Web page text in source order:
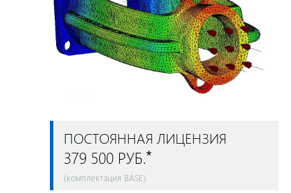
ПОСТОЯННАЯ ЛИЦЕНЗИЯ
379 500 РУБ.*
(комплектация BASE)